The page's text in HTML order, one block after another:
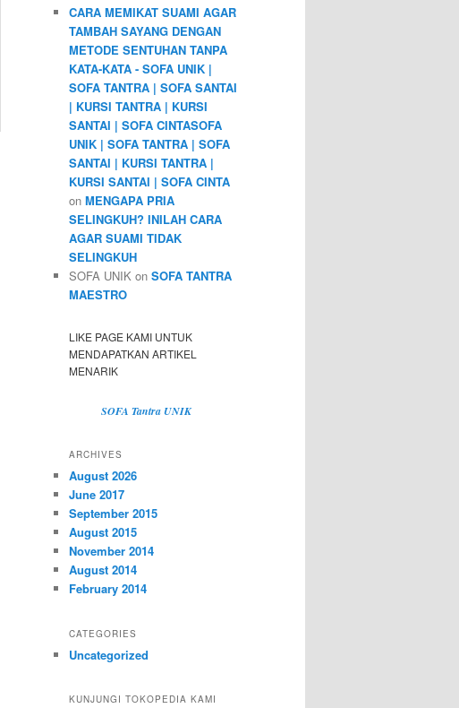
CARA MEMIKAT SUAMI AGAR
TAMBAH SAYANG DENGAN
METODE SENTUHAN TANPA
KATA-KATA - SOFA UNIK |
SOFA TANTRA | SOFA SANTAI
| KURSI TANTRA | KURSI
SANTAI | SOFA CINTASOFA
UNIK | SOFA TANTRA | SOFA
SANTAI | KURSI TANTRA |
KURSI SANTAI | SOFA CINTA
on MENGAPA PRIA
SELINGKUH? INILAH CARA
AGAR SUAMI TIDAK
SELINGKUH
SOFA UNIK on SOFA TANTRA
MAESTRO
LIKE PAGE KAMI UNTUK
MENDAPATKAN ARTIKEL
MENARIK
SOFA Tantra UNIK
ARCHIVES
August 2026
June 2017
September 2015
August 2015
November 2014
August 2014
February 2014
CATEGORIES
Uncategorized
KUNJUNGI TOKOPEDIA KAMI